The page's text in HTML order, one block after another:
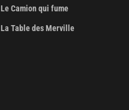
Le Camion qui fume
La Table des Merville